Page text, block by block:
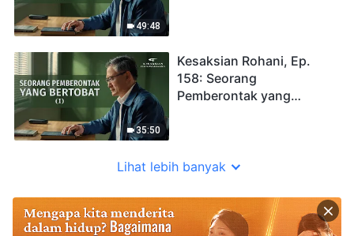
49:48
35:50
Kesaksian Rohani, Ep.
158: Seorang
Pemberontak yang
Lihat lebih banyak